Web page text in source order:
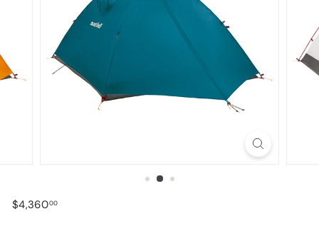
$4,36000$4,360.00